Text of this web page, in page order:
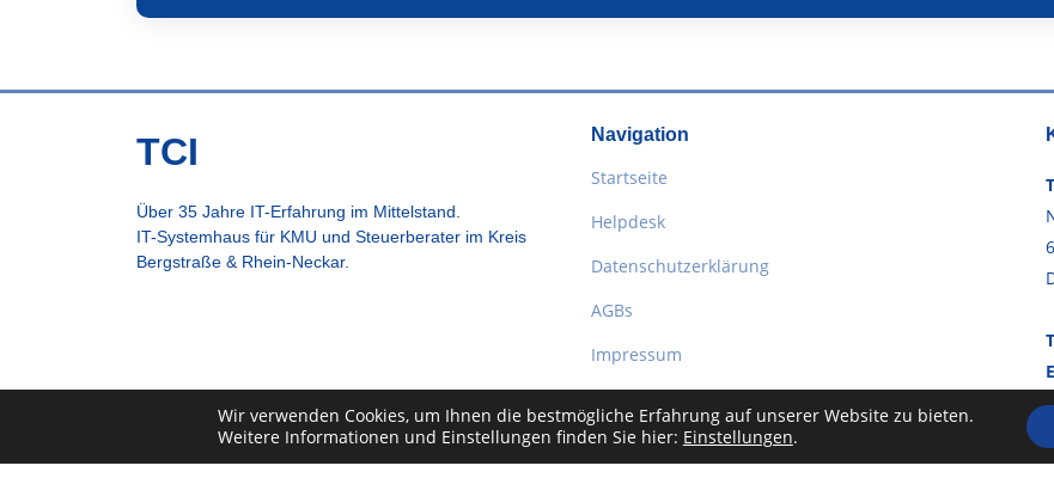
TCI
Über 35 Jahre IT-Erfahrung im Mittelstand.
IT-Systemhaus für KMU und Steuerberater im Kreis
Bergstraße & Rhein-Neckar.
Navigation
Startseite
Helpdesk
Datenschutzerklärung
AGBs
Impressum
. All Rights Reserved
Wir verwenden Cookies, um Ihnen die bestmögliche Erfahrung auf unserer Website zu bieten.
Weitere Informationen und Einstellungen finden Sie hier: Einstellungen.